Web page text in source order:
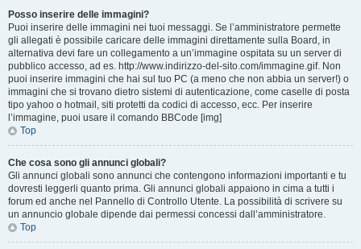
Posso inserire delle immagini?
Puoi inserire delle immagini nei tuoi messaggi. Se l’amministratore permette
gli allegati è possibile caricare delle immagini direttamente sulla Board, in
alternativa devi fare un collegamento a un’immagine ospitata su un server di
pubblico accesso, ad es. http://www.indirizzo-del-sito.com/immagine.gif. Non
puoi inserire immagini che hai sul tuo PC (a meno che non abbia un server!) o
immagini che si trovano dietro sistemi di autenticazione, come caselle di posta
tipo yahoo o hotmail, siti protetti da codici di accesso, ecc. Per inserire
l’immagine, puoi usare il comando BBCode [img]
Top
Che cosa sono gli annunci globali?
Gli annunci globali sono annunci che contengono informazioni importanti e tu
dovresti leggerli quanto prima. Gli annunci globali appaiono in cima a tutti i
forum ed anche nel Pannello di Controllo Utente. La possibilità di scrivere su
un annuncio globale dipende dai permessi concessi dall’amministratore.
Top